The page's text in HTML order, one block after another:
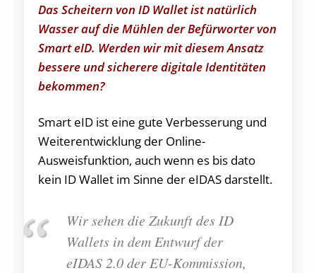
Das Scheitern von ID Wallet ist natürlich
Wasser auf die Mühlen der Befürworter von
Smart eID. Werden wir mit diesem Ansatz
bessere und sicherere digitale Identitäten
bekommen?
Smart eID ist eine gute Verbesserung und
Weiterentwicklung der Online-
Ausweisfunktion, auch wenn es bis dato
kein ID Wallet im Sinne der eIDAS darstellt.
Wir sehen die Zukunft des ID
Wallets in dem Entwurf der
eIDAS 2.0 der EU-Kommission,